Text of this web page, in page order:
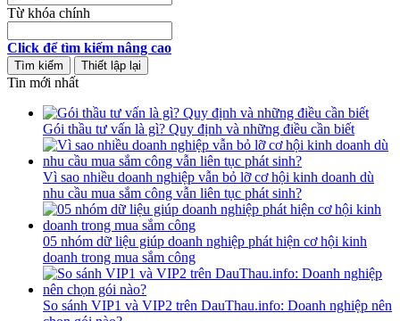
Từ khóa chính
Click để tìm kiếm nâng cao
Tin mới nhất
Gói thầu tư vấn là gì? Quy định và những điều cần biết
Vì sao nhiều doanh nghiệp vẫn bỏ lỡ cơ hội kinh doanh dù
nhu cầu mua sắm công vẫn liên tục phát sinh?
05 nhóm dữ liệu giúp doanh nghiệp phát hiện cơ hội kinh
doanh trong mua sắm công
So sánh VIP1 và VIP2 trên DauThau.info: Doanh nghiệp nên